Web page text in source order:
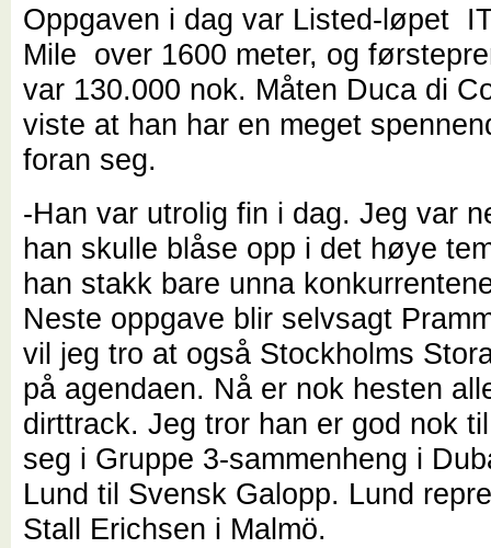
Oppgaven i dag var Listed-løpet
Mile over 1600 meter, og
var 130.000 nok. Måten Duca di
viste at han har en meget
foran seg.
-Han var utrolig fin i dag. Jeg var
han skulle blåse opp i det høye
han stakk bare unna
Neste oppgave blir selvsagt
vil jeg tro at også Stockholms
på agendaen. Nå er nok hesten
dirttrack. Jeg tror han er god nok
seg i Gruppe 3-sammenheng i
Lund til Svensk Galopp. Lund
Stall Erichsen i Malmö.